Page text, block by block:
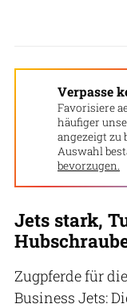
Verpasse
Favorisiere
häufiger
angezeigt zu
Auswahl
bevorzugen.
Jets stark,
Zugpferde für
Business Jets: